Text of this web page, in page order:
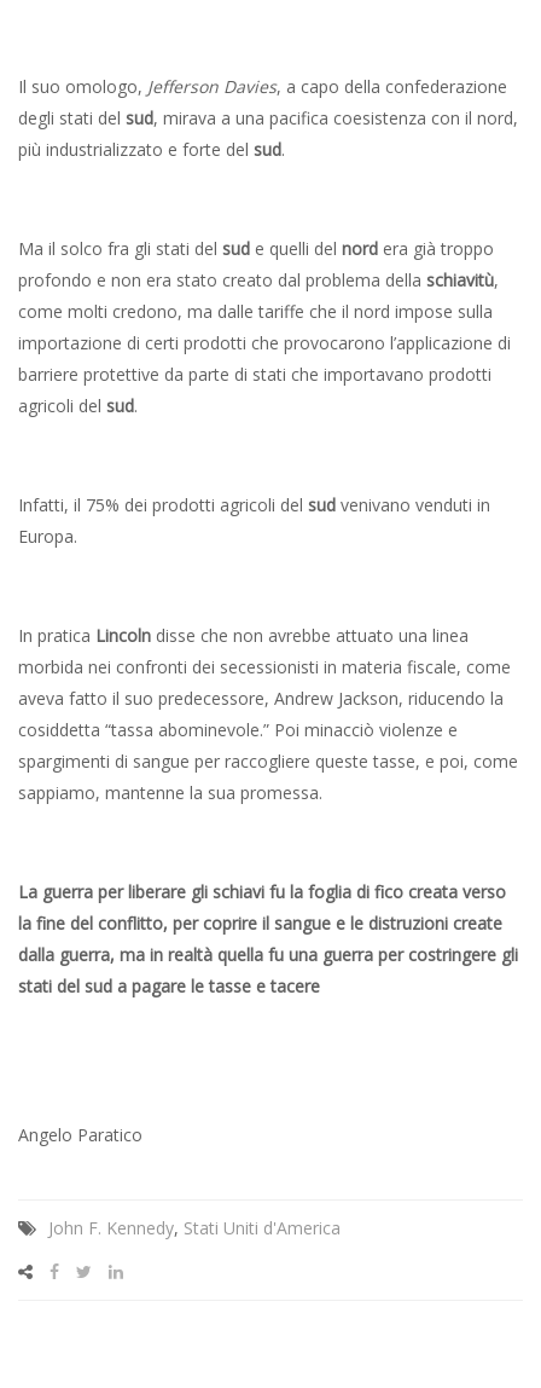
Il suo omologo, Jefferson Davies, a capo della confederazione
degli stati del sud, mirava a una pacifica coesistenza con il nord,
più industrializzato e forte del sud.
Ma il solco fra gli stati del sud e quelli del nord era già troppo
profondo e non era stato creato dal problema della schiavitù,
come molti credono, ma dalle tariffe che il nord impose sulla
importazione di certi prodotti che provocarono l’applicazione di
barriere protettive da parte di stati che importavano prodotti
agricoli del sud.
Infatti, il 75% dei prodotti agricoli del sud venivano venduti in
Europa.
In pratica Lincoln disse che non avrebbe attuato una linea
morbida nei confronti dei secessionisti in materia fiscale, come
aveva fatto il suo predecessore, Andrew Jackson, riducendo la
cosiddetta “tassa abominevole.” Poi minacciò violenze e
spargimenti di sangue per raccogliere queste tasse, e poi, come
sappiamo, mantenne la sua promessa.
La guerra per liberare gli schiavi fu la foglia di fico creata verso
la fine del conflitto, per coprire il sangue e le distruzioni create
dalla guerra, ma in realtà quella fu una guerra per costringere gli
stati del sud a pagare le tasse e tacere
Angelo Paratico
John F. Kennedy, Stati Uniti d'America